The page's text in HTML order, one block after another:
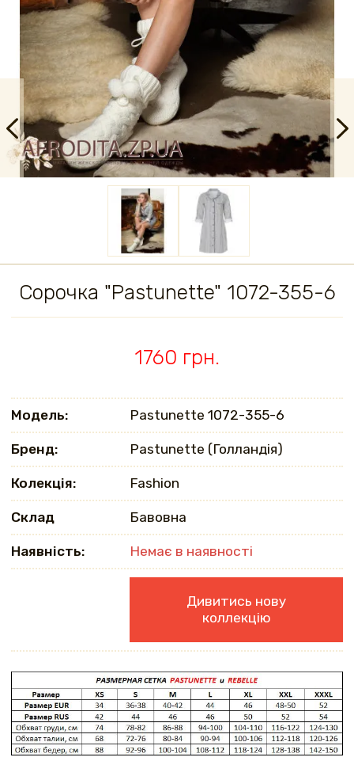
Сорочка "Pastunette" 1072-355-6
1760 грн.
Модель: Pastunette 1072-355-6
Бренд: Pastunette (Голландія)
Колекція: Fashion
Склад Бавовна
Наявність: Немає в наявності
Дивитись нову
коллекцію